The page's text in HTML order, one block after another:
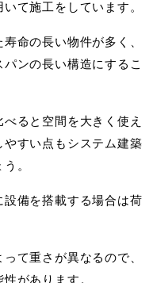
て施工をしています。
命の長い物件が多く、
ンの長い構造にするこ
ると空間を大きく使え
すい点もシステム建築
。
備を搭載する場合は荷
て重さが異なるので、
があります。